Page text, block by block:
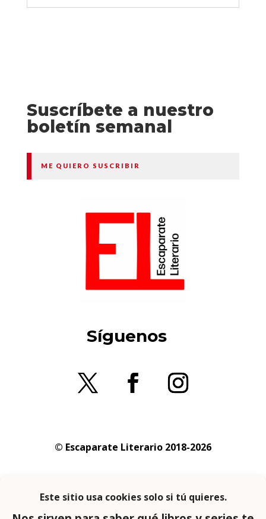
Suscríbete a nuestro
boletín semanal
ME QUIERO SUSCRIBIR
Síguenos
© Escaparate Literario 2018-2026
privacidad